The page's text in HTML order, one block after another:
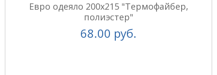
Евро одеяло 200х215 "Термофайбер,
полиэстер"
68.00 руб.